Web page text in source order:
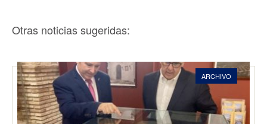
Otras noticias sugeridas:
ARCHIVO